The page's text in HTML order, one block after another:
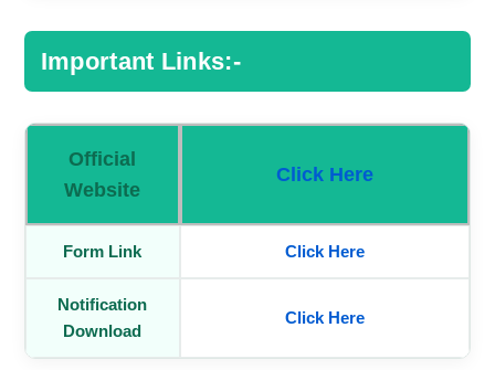
Important Links:-
Official
Website
Click Here
Form Link Click Here
Notification
Download
Click Here